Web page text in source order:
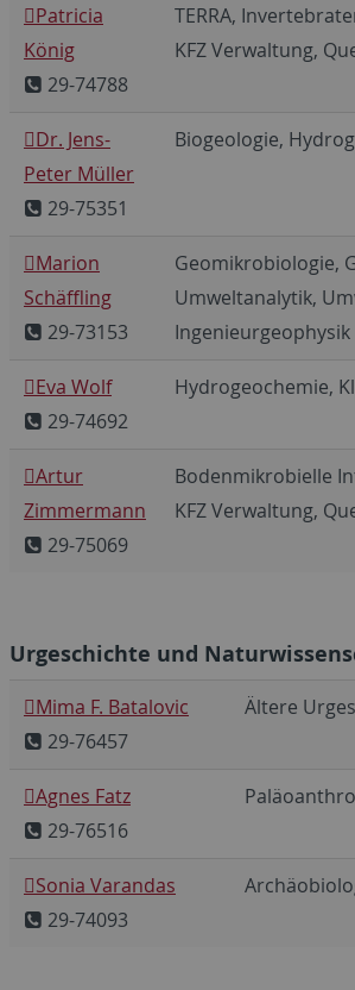
Patricia
König
29-74788
TERRA,
KFZ Verwaltung,
Dr. Jens-
Peter Müller
29-75351
Biogeologie,
Marion
Schäffling
29-73153
Geomikrobiologie,
Umweltanalytik,
Ingenieurgeophysik
Eva Wolf
29-74692
Hydrogeochemie,
Artur
Zimmermann
29-75069
Bodenmikrobielle
KFZ Verwaltung,
Urgeschichte und
Mima F. Batalovic
29-76457
Ältere
Agnes Fatz
29-76516
Sonia Varandas
29-74093